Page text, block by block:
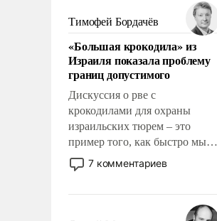
Тимофей Бордачёв
«Большая крокодила» из
Израиля показала проблему
границ допустимого
Дискуссия о рве с
крокодилами для охраны
израильских тюрем – это
пример того, как быстро мы
двигаемся по пути
революционных изменений.
7 комментариев